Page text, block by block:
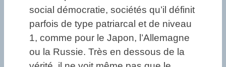
social démocratie, sociétés qu’il définit
parfois de type patriarcal et de niveau
1, comme pour le Japon, l’Allemagne
ou la Russie. Très en dessous de la